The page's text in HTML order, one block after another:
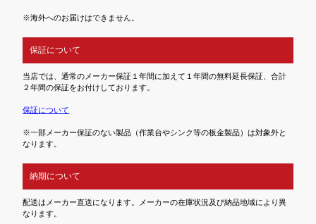
※海外へのお届けはできません。
保証について
当店では、通常のメーカー保証１年間に加えて１年間の無料延長保証、合計
２年間の保証をお付けしております。
保証について
※一部メーカー保証のない製品（作業台やシンク等の板金製品）は対象外と
なります。
納期について
配送はメーカー直送になります。メーカーの在庫状況及び納品地域により異
なります。